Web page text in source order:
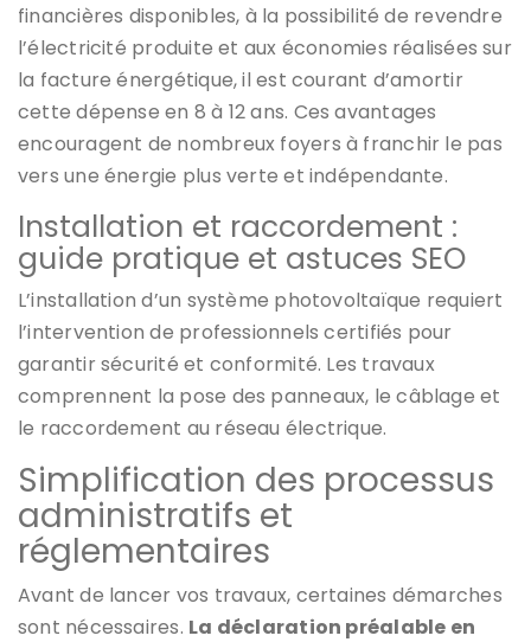
financières disponibles, à la possibilité de revendre
l’électricité produite et aux économies réalisées sur
la facture énergétique, il est courant d’amortir
cette dépense en 8 à 12 ans. Ces avantages
encouragent de nombreux foyers à franchir le pas
vers une énergie plus verte et indépendante.
Installation et raccordement :
guide pratique et astuces SEO
L’installation d’un système photovoltaïque requiert
l’intervention de professionnels certifiés pour
garantir sécurité et conformité. Les travaux
comprennent la pose des panneaux, le câblage et
le raccordement au réseau électrique.
Simplification des processus
administratifs et
réglementaires
Avant de lancer vos travaux, certaines démarches
sont nécessaires. La déclaration préalable en